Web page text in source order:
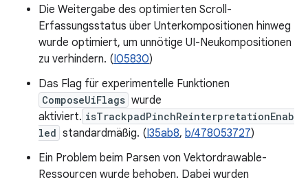
Die Weitergabe des optimierten Scroll-
Erfassungsstatus über Unterkompositionen hinweg
wurde optimiert, um unnötige UI-Neukompositionen
zu verhindern. (I05830)
Das Flag für experimentelle Funktionen
ComposeUiFlags wurde
aktiviert. isTrackpadPinchReinterpretationEnab
led standardmäßig. (I35ab8, b/478053727)
Ein Problem beim Parsen von Vektordrawable-
Ressourcen wurde behoben. Dabei wurden